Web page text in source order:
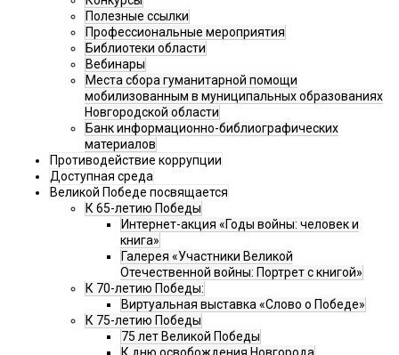
Полезные ссылки
Профессиональные мероприятия
Библиотеки области
Вебинары
Места сбора гуманитарной помощи
мобилизованным в муниципальных образованиях
Новгородской области
Банк информационно-библиографических
материалов
Противодействие коррупции
Доступная среда
Великой Победе посвящается
К 65-летию Победы
Интернет-акция «Годы войны: человек и
книга»
Галерея «Участники Великой
Отечественной войны: Портрет с книгой»
К 70-летию Победы:
Виртуальная выставка «Слово о Победе»
К 75-летию Победы
75 лет Великой Победы